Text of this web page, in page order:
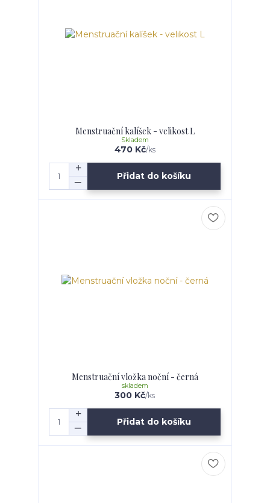
Menstruační kalíšek - velikost L
470 Kč/ks
Skladem
Přidat do košíku
Menstruační vložka noční - černá
300 Kč/ks
skladem
Přidat do košíku